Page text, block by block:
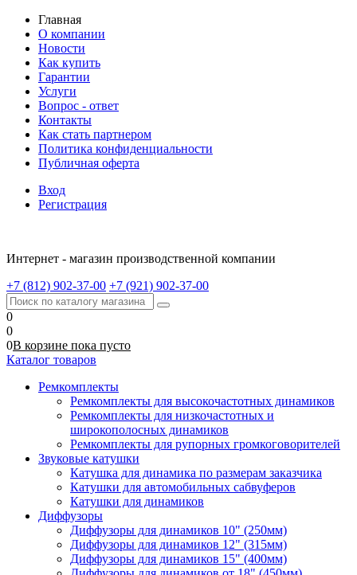
Главная
О компании
Новости
Как купить
Гарантии
Услуги
Вопрос - ответ
Контакты
Как стать партнером
Политика конфиденциальности
Публичная оферта
Вход
Регистрация
Интернет - магазин производственной компании
+7 (812) 902-37-00 +7 (921) 902-37-00
0
0
0В корзине пока пусто
Каталог товаров
Ремкомплекты
Ремкомплекты для высокочастотных динамиков
Ремкомплекты для низкочастотных и
широкополосных динамиков
Ремкомплекты для рупорных громкоговорителей
Звуковые катушки
Катушка для динамика по размерам заказчика
Катушки для автомобильных сабвуферов
Катушки для динамиков
Диффузоры
Диффузоры для динамиков 10" (250мм)
Диффузоры для динамиков 12" (315мм)
Диффузоры для динамиков 15" (400мм)